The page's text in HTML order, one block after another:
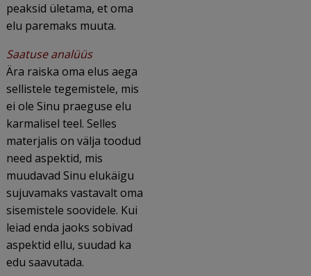
peaksid ületama, et oma
elu paremaks muuta.
Saatuse analüüs
Ära raiska oma elus aega
sellistele tegemistele, mis
ei ole Sinu praeguse elu
karmalisel teel. Selles
materjalis on välja toodud
need aspektid, mis
muudavad Sinu elukäigu
sujuvamaks vastavalt oma
sisemistele soovidele. Kui
leiad enda jaoks sobivad
aspektid ellu, suudad ka
edu saavutada.